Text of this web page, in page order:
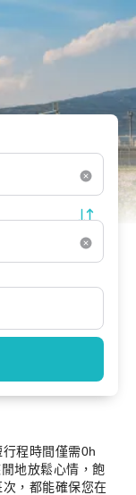
程時間僅需0h
地放鬆心情，飽
，都能確保您在